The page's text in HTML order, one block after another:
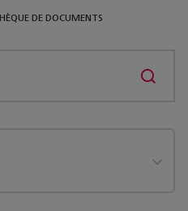
DE DOCUMENTS